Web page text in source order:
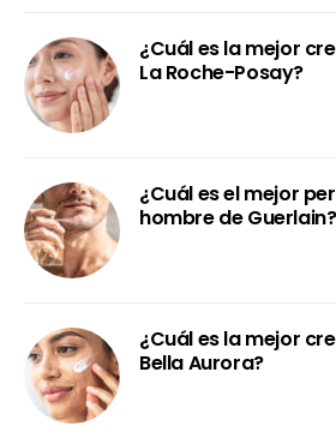
¿Cuál es la mejor
La Roche-Posay?
¿Cuál es el mejor
hombre de Guerlain?
¿Cuál es la mejor
Bella Aurora?